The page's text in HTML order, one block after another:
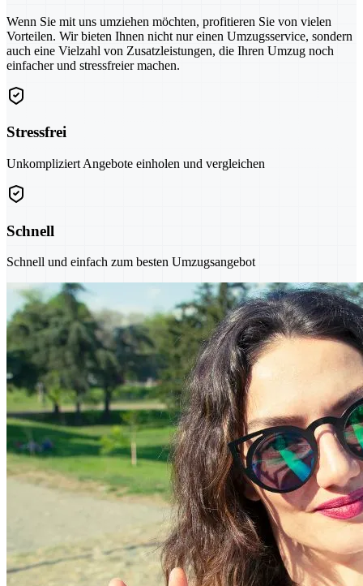
Wenn Sie mit uns umziehen möchten, profitieren Sie von vielen
Vorteilen. Wir bieten Ihnen nicht nur einen Umzugsservice, sondern
auch eine Vielzahl von Zusatzleistungen, die Ihren Umzug noch
einfacher und stressfreier machen.
Stressfrei
Unkompliziert Angebote einholen und vergleichen
Schnell
Schnell und einfach zum besten Umzugsangebot